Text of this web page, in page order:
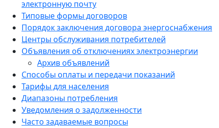
электронную почту
Типовые формы договоров
Порядок заключения договора энергоснабжения
Центры обслуживания потребителей
Объявления об отключениях электроэнергии
Архив объявлений
Способы оплаты и передачи показаний
Тарифы для населения
Диапазоны потребления
Уведомления о задолженности
Часто задаваемые вопросы